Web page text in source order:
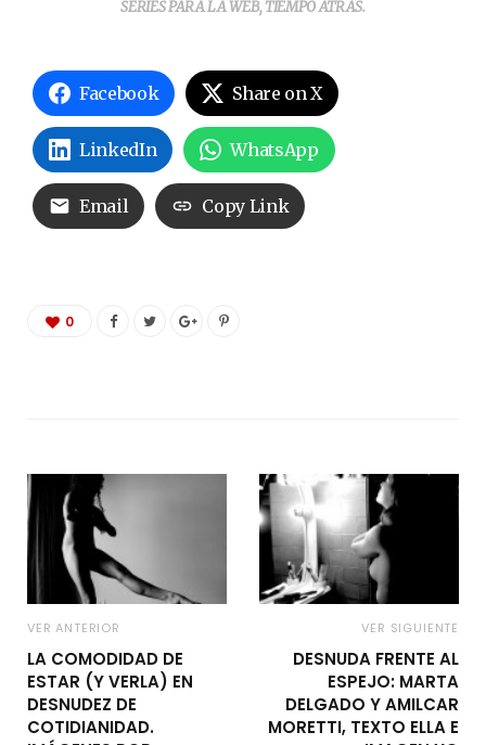
SERIES PARA LA WEB, TIEMPO ATRÁS.
Facebook Share on X
LinkedIn WhatsApp
Email Copy Link
0
VER ANTERIOR
LA COMODIDAD DE
ESTAR (Y VERLA) EN
DESNUDEZ DE
COTIDIANIDAD.
VER SIGUIENTE
DESNUDA FRENTE AL
ESPEJO: MARTA
DELGADO Y AMILCAR
MORETTI, TEXTO ELLA E